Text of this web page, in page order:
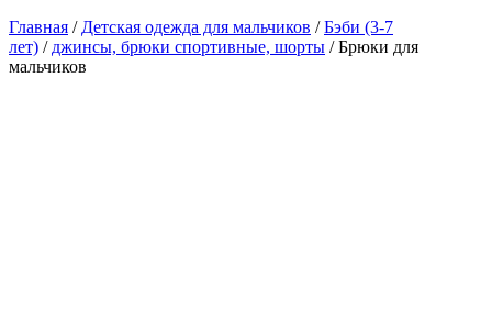
Главная / Детская одежда для мальчиков /Бэби (3-7
лет) / джинсы, брюки спортивные, шорты / Брюки для
мальчиков